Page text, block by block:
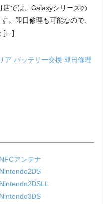
店では、Galaxyシリーズの
。即日修理も可能なので、
[…]
アバッテリー交換 即日修理
NFCアンテナ
Nintendo2DS
Nintendo2DSLL
Nintendo3DS